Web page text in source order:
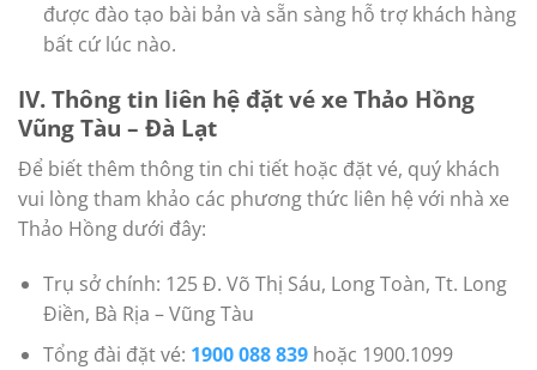
được đào tạo bài bản và sẵn sàng hỗ trợ khách hàng
bất cứ lúc nào.
IV. Thông tin liên hệ đặt vé xe Thảo Hồng
Vũng Tàu – Đà Lạt
Để biết thêm thông tin chi tiết hoặc đặt vé, quý khách
vui lòng tham khảo các phương thức liên hệ với nhà xe
Thảo Hồng dưới đây:
Trụ sở chính: 125 Đ. Võ Thị Sáu, Long Toàn, Tt. Long
Điền, Bà Rịa – Vũng Tàu
Tổng đài đặt vé: 1900 088 839 hoặc 1900.1099